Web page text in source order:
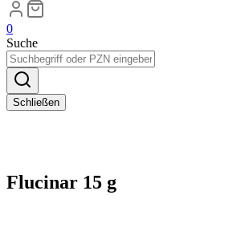
0
Suche
Schließen
Flucinar 15 g